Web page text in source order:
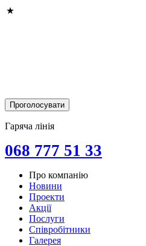
Гаряча лінія
068 777 51 33
Про компанію
Новини
Проекти
Акції
Послуги
Співробітники
Галерея